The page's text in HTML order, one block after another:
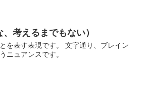
考えるまでもない）
を表す表現です。 文字通り、ブレイン
ニュアンスです。